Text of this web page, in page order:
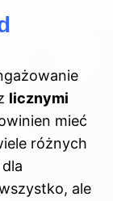
licznymi
mieć
różnych
ale